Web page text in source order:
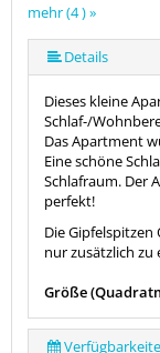
mehr (4 ) »
Details
Dieses kleine
Schlaf-/
Das Apartment
Eine schöne
Schlafraum. Der
perfekt!
Die Gipfelspitzen
nur zusätzlich
Größe